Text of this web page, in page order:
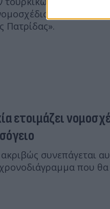
που έρχεται
Πατρίδας».
ετοιμάζει
ακριβώς συνεπάγεται
που θα